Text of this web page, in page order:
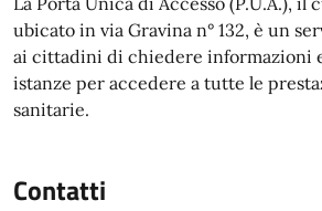
ubicato in via Gravina n° 132, è un
ai cittadini di chiedere informazioni
istanze per accedere a tutte le
sanitarie.
Contatti